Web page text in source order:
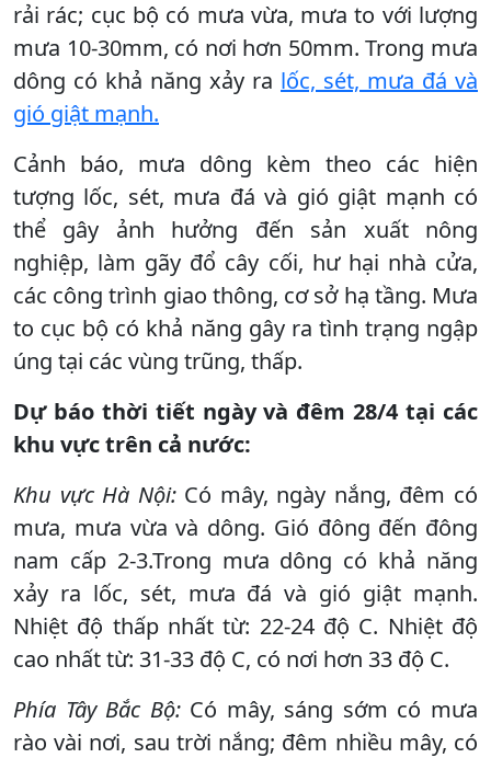
rải rác; cục bộ có mưa vừa, mưa to với lượng
mưa 10-30mm, có nơi hơn 50mm. Trong mưa
dông có khả năng xảy ra lốc, sét, mưa đá và
gió giật mạnh.
Cảnh báo, mưa dông kèm theo các hiện
tượng lốc, sét, mưa đá và gió giật mạnh có
thể gây ảnh hưởng đến sản xuất nông
nghiệp, làm gãy đổ cây cối, hư hại nhà cửa,
các công trình giao thông, cơ sở hạ tầng. Mưa
to cục bộ có khả năng gây ra tình trạng ngập
úng tại các vùng trũng, thấp.
Dự báo thời tiết ngày và đêm 28/4 tại các
khu vực trên cả nước:
Khu vực Hà Nội: Có mây, ngày nắng, đêm có
mưa, mưa vừa và dông. Gió đông đến đông
nam cấp 2-3.Trong mưa dông có khả năng
xảy ra lốc, sét, mưa đá và gió giật mạnh.
Nhiệt độ thấp nhất từ: 22-24 độ C. Nhiệt độ
cao nhất từ: 31-33 độ C, có nơi hơn 33 độ C.
Phía Tây Bắc Bộ: Có mây, sáng sớm có mưa
rào vài nơi, sau trời nắng; đêm nhiều mây, có